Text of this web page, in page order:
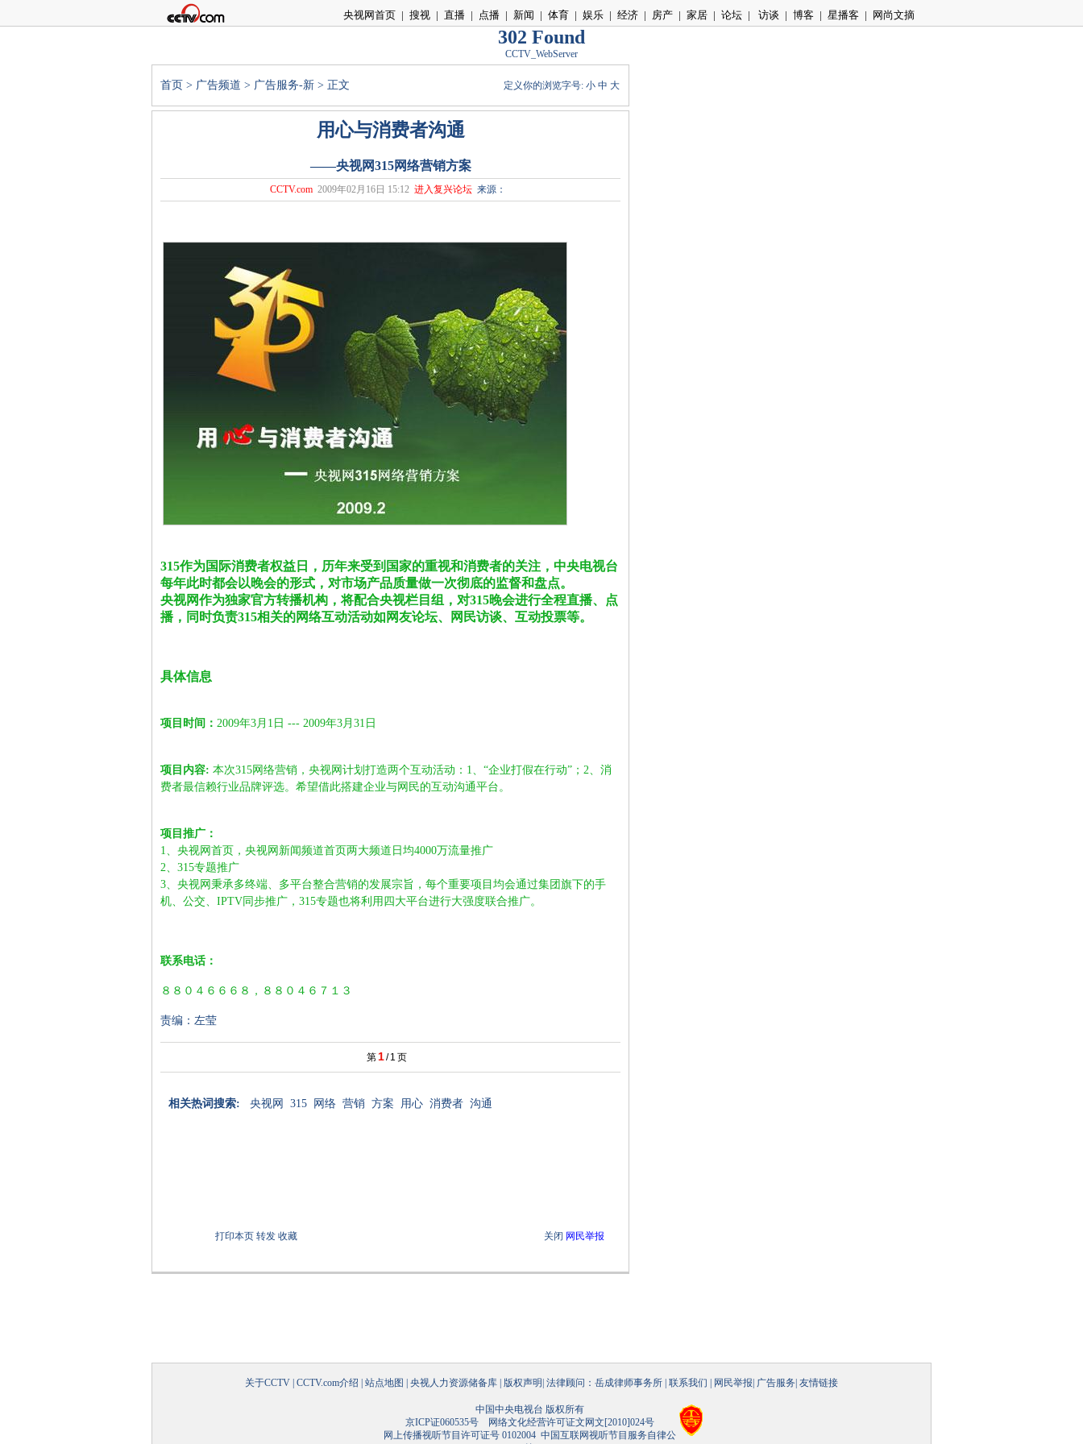
央视网首页 | 搜视 | 直播 | 点播 | 新闻 | 体育 | 娱乐 | 经济 | 房产 | 家居 | 论坛 | 访谈 | 博客 | 星播客 | 网尚文摘
302 Found
CCTV_WebServer
首页 > 广告频道 > 广告服务-新 > 正文 定义你的浏览字号: 小 中 大
用心与消费者沟通
——央视网315网络营销方案
CCTV.com 2009年02月16日 15:12 进入复兴论坛 来源：
315作为国际消费者权益日，历年来受到国家的重视和消费者的关注，中央电视台
每年此时都会以晚会的形式，对市场产品质量做一次彻底的监督和盘点。
央视网作为独家官方转播机构，将配合央视栏目组，对315晚会进行全程直播、点
播，同时负责315相关的网络互动活动如网友论坛、网民访谈、互动投票等。
具体信息
项目时间： 2009年3月1日 --- 2009年3月31日
项目内容: 本次315网络营销，央视网计划打造两个互动活动：1、“企业打假在行动”；2、消
费者最信赖行业品牌评选。希望借此搭建企业与网民的互动沟通平台。
项目推广：
1、央视网首页，央视网新闻频道首页两大频道日均4000万流量推广
2、315专题推广
3、央视网秉承多终端、多平台整合营销的发展宗旨，每个重要项目均会通过集团旗下的手
机、公交、IPTV同步推广，315专题也将利用四大平台进行大强度联合推广。
联系电话：
８８０４６６６８，８８０４６７１３
责编：左莹
第 1/ 1 页
相关热词搜索: 央视网 315 网络 营销 方案 用心 消费者 沟通
打印本页 转发 收藏 关闭 网民举报
关于CCTV CCTV.com介绍 站点地图 央视人力资源储备库 版权声明 法律顾问：岳成律师事务所 联系我们 网民举报 广告服务 友情链接
中国中央电视台 版权所有
京ICP证060535号网络文化经营许可证文网文[2010]024号
网上传播视听节目许可证号 0102004 中国互联网视听节目服务自律公